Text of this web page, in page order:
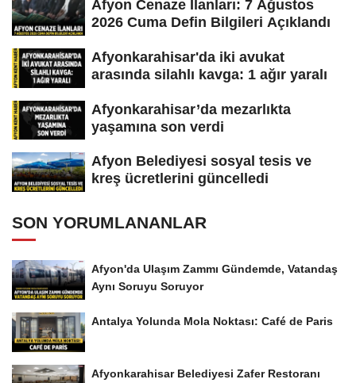
Afyon Cenaze İlanları: 7 Ağustos
2026 Cuma Defin Bilgileri Açıklandı
Afyonkarahisar'da iki avukat
arasında silahlı kavga: 1 ağır yaralı
Afyonkarahisar’da mezarlıkta
yaşamına son verdi
Afyon Belediyesi sosyal tesis ve
kreş ücretlerini güncelledi
SON YORUMLANANLAR
Afyon'da Ulaşım Zammı Gündemde, Vatandaş
Aynı Soruyu Soruyor
Antalya Yolunda Mola Noktası: Café de Paris
Afyonkarahisar Belediyesi Zafer Restoranı